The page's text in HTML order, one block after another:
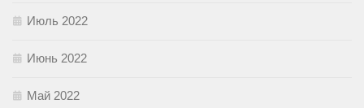
Июль 2022
Июнь 2022
Май 2022